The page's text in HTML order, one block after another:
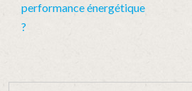
performance énergétique
?